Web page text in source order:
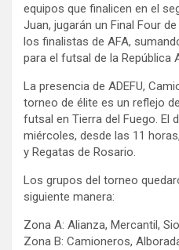
equipos que finalicen en el
Juan, jugarán un Final Four
los finalistas de AFA,
para el futsal de la República
La presencia de ADEFU,
torneo de élite es un reflejo
futsal en Tierra del Fuego. El
miércoles, desde las 11
y Regatas de Rosario.
Los grupos del torneo
siguiente manera:
Zona A: Alianza, Mercantil,
Zona B: Camioneros,